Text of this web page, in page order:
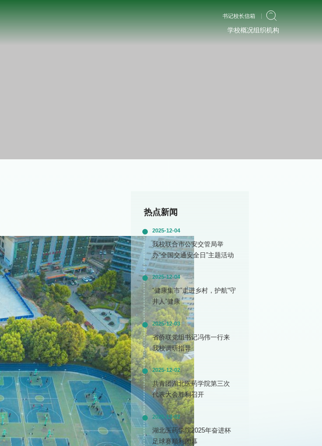
书记校长信箱
学校概况组织机构
热点新闻
2025-12-04
我校联合市公安交管局举
办“全国交通安全日”主题活动
2025-12-04
“健康集市”走进乡村，护航“守
井人”健康
2025-12-03
省侨联党组书记冯伟一行来
我校调研指导
2025-12-02
共青团湖北医药学院第三次
代表大会胜利召开
2025-12-02
湖北医药学院2025年奋进杯
足球赛顺利闭幕